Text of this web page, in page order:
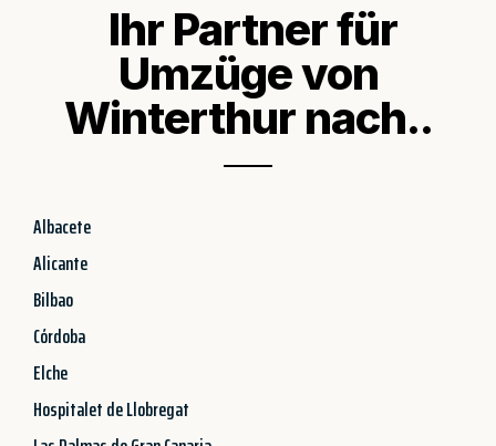
Ihr Partner für
Umzüge von
Winterthur nach..
Albacete
Alicante
Bilbao
Córdoba
Elche
Hospitalet de Llobregat